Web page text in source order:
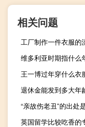
相关问题
工厂制作一件衣服的
维多利亚时期指什么
王一博过年穿什么衣
退休金能发到多大年
“亲故伤老丑”的出处
英国留学比较吃香的